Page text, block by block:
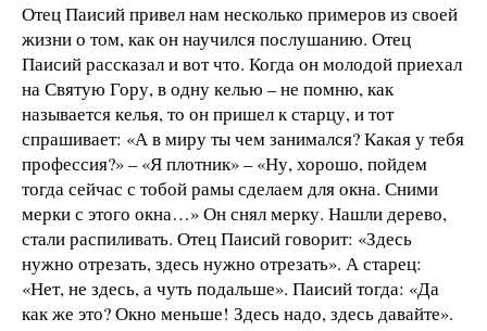
Отец Паисий привел нам несколько примеров из своей
жизни о том, как он научился послушанию. Отец
Паисий рассказал и вот что. Когда он молодой приехал
на Святую Гору, в одну келью – не помню, как
называется келья, то он пришел к старцу, и тот
спрашивает: «А в миру ты чем занимался? Какая у тебя
профессия?» – «Я плотник» – «Ну, хорошо, пойдем
тогда сейчас с тобой рамы сделаем для окна. Сними
мерки с этого окна…» Он снял мерку. Нашли дерево,
стали распиливать. Отец Паисий говорит: «Здесь
нужно отрезать, здесь нужно отрезать». А старец:
«Нет, не здесь, а чуть подальше». Паисий тогда: «Да
как же это? Окно меньше! Здесь надо, здесь давайте».